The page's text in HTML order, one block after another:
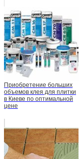
Приобретение больших
объемов клея для плитки
в Киеве по оптимальной
цене